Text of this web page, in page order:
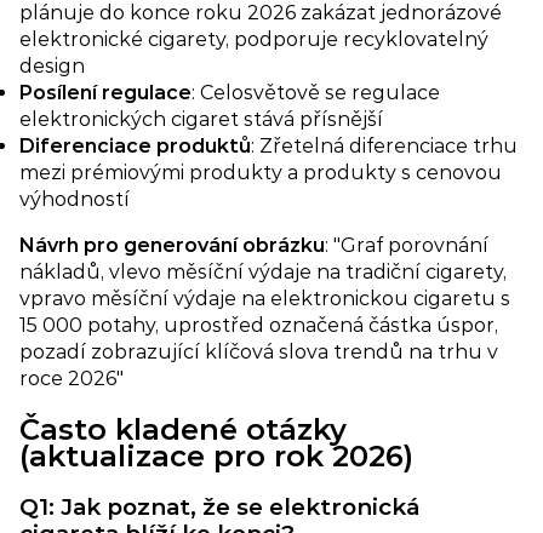
plánuje do konce roku 2026 zakázat jednorázové
elektronické cigarety, podporuje recyklovatelný
design
Posílení regulace: Celosvětově se regulace
elektronických cigaret stává přísnější
Diferenciace produktů​: Zřetelná diferenciace trhu
mezi prémiovými produkty a produkty s cenovou
výhodností
Návrh pro generování obrázku: "Graf porovnání
nákladů, vlevo měsíční výdaje na tradiční cigarety,
vpravo měsíční výdaje na elektronickou cigaretu s
15 000 potahy, uprostřed označená částka úspor,
pozadí zobrazující klíčová slova trendů na trhu v
roce 2026"
​Často kladené otázky
(aktualizace pro rok 2026)​
Q1: Jak poznat, že se elektronická